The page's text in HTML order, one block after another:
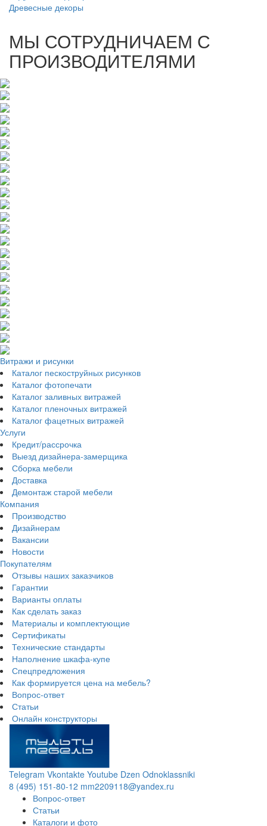
Древесные декоры
МЫ СОТРУДНИЧАЕМ С
ПРОИЗВОДИТЕЛЯМИ
Витражи и рисунки
Каталог пескоструйных рисунков
Каталог фотопечати
Каталог заливных витражей
Каталог пленочных витражей
Каталог фацетных витражей
Услуги
Кредит/рассрочка
Выезд дизайнера-замерщика
Сборка мебели
Доставка
Демонтаж старой мебели
Компания
Производство
Дизайнерам
Вакансии
Новости
Покупателям
Отзывы наших заказчиков
Гарантии
Варианты оплаты
Как сделать заказ
Материалы и комплектующие
Сертификаты
Технические стандарты
Наполнение шкафа-купе
Спецпредложения
Как формируется цена на мебель?
Вопрос-ответ
Статьи
Онлайн конструкторы
Telegram Vkontakte Youtube Dzen Odnoklassniki
8 (495) 151-80-12 mm2209118@yandex.ru
Вопрос-ответ
Статьи
Каталоги и фото